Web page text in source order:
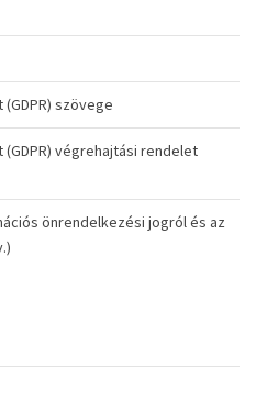
szövege
végrehajtási rendelet
önrendelkezési jogról és az